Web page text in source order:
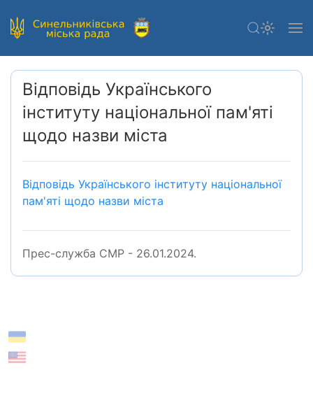
Відповідь Українського
інституту національної пам'яті
щодо назви міста
Відповідь Українського інституту національної
пам'яті щодо назви міста
Прес-служба СМР - 26.01.2024.